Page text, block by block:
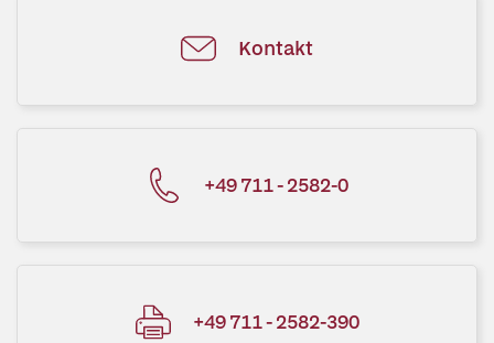
Kontakt
+49 711 - 2582-0
+49 711 - 2582-390